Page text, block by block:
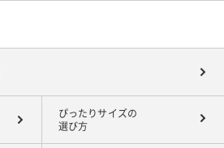
ぴったりサイズの
選び方